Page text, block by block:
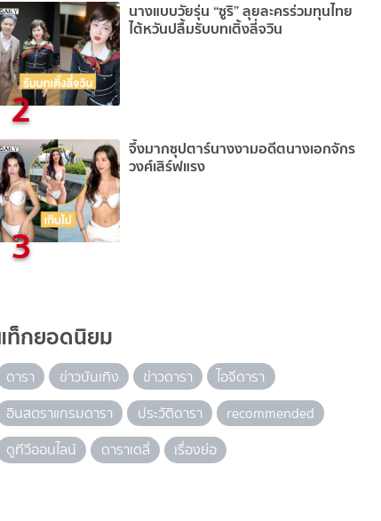
2
นางแบบวัยรุ่น “ซูริ” ลุยละครร่วมทุนไทย
ไต้หวันปลื้มรับบทเติ้งลี่จวิน
3
จึ้งมากซุปตาร์นางงามอดีตนางเอกจักร
วงศ์เสิร์ฟแรง
ท็กยอดนิยม
ดารา ข่าวบันเทิง ข่าวดารา
ไอจีดารา
อินสตราแกรมดารา
ประวัติดารา
recommended
ดูทีวีออนไลน์
ดาราเดลี่ เรื่องย่อ